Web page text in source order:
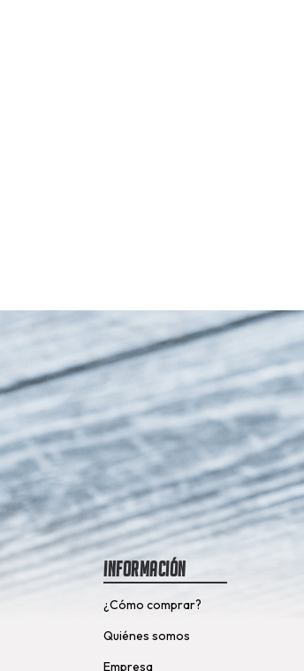
Información
¿Cómo comprar?
Quiénes somos
Empresa